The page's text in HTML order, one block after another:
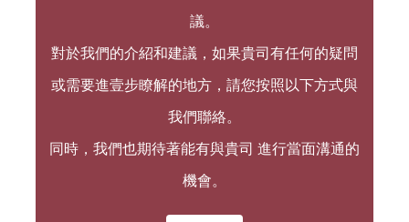
議。
對於我們的介紹和建議，如果貴司有任何的疑問
或需要進壹步瞭解的地方，請您按照以下方式與
我們聯絡。
同時，我們也期待著能有與貴司 進行當面溝通的
機會。